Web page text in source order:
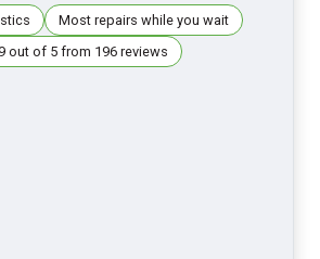
Most repairs while you wait
out of 5 from 196 reviews